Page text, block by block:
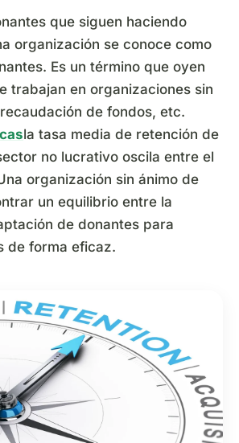
que siguen haciendo
organización se conoce como
Es un término que oyen
trabajan en organizaciones sin
de fondos, etc.
la tasa media de retención de
no lucrativo oscila entre el
organización sin ánimo de
un equilibrio entre la
de donantes para
de forma eficaz.